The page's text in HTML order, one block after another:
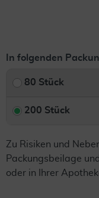
In folgenden
80 Stück
200 Stück
Zu Risiken und
Packungsbeilage
oder in Ihrer